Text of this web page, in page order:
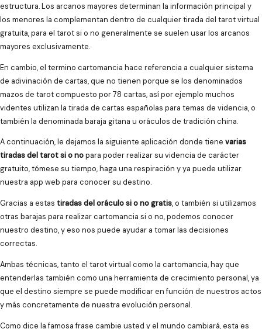
estructura. Los arcanos mayores determinan la información principal y
los menores la complementan dentro de cualquier tirada del tarot virtual
gratuita, para el tarot si o no generalmente se suelen usar los arcanos
mayores exclusivamente.
En cambio, el termino cartomancia hace referencia a cualquier sistema
de adivinación de cartas, que no tienen porque se los denominados
mazos de tarot compuesto por 78 cartas, así por ejemplo muchos
videntes utilizan la tirada de cartas españolas para temas de videncia, o
también la denominada baraja gitana u oráculos de tradición china.
A continuación, le dejamos la siguiente aplicación donde tiene varias
tiradas del tarot si o nopara poder realizar su videncia de carácter
gratuito, tómese su tiempo, haga una respiración y ya puede utilizar
nuestra app web para conocer su destino.
Gracias a estas tiradas del oráculo si o no gratis, o también si utilizamos
otras barajas para realizar cartomancia si o no, podemos conocer
nuestro destino, y eso nos puede ayudar a tomar las decisiones
correctas.
Ambas técnicas, tanto el tarot virtual como la cartomancia, hay que
entenderlas también como una herramienta de crecimiento personal, ya
que el destino siempre se puede modificar en función de nuestros actos
y más concretamente de nuestra evolución personal.
Como dice la famosa frase cambie usted y el mundo cambiará, esta es